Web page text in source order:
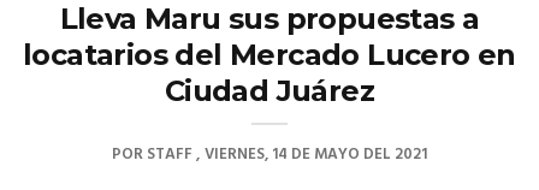
Lleva Maru sus propuestas a
locatarios del Mercado Lucero en
Ciudad Juárez
PORSTAFF VIERNES, 14 DE MAYO DEL 2021